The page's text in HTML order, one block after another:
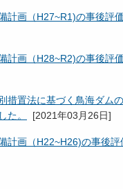
計画（H27~R1)の事後評価
計画（H28~R2)の事後評価
措置法に基づく鳥海ダム
た。
[2021年03月26日]
計画（H22~H26)の事後評